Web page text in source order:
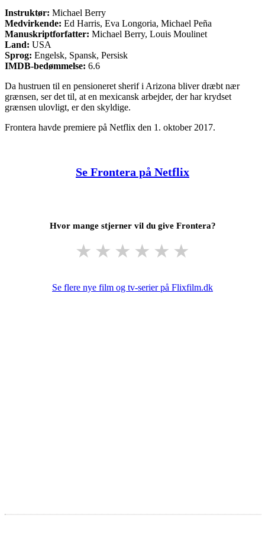
Instruktør: Michael Berry
Medvirkende: Ed Harris, Eva Longoria, Michael Peña
Manuskriptforfatter: Michael Berry, Louis Moulinet
Land: USA
Sprog: Engelsk, Spansk, Persisk
IMDB-bedømmelse: 6.6
Da hustruen til en pensioneret sherif i Arizona bliver dræbt nær
grænsen, ser det til, at en mexicansk arbejder, der har krydset
grænsen ulovligt, er den skyldige.
Frontera havde premiere på Netflix den 1. oktober 2017.
Se Frontera på Netflix
Hvor mange stjerner vil du give Frontera?
★ ★ ★ ★ ★ ★
Se flere nye film og tv-serier på Flixfilm.dk